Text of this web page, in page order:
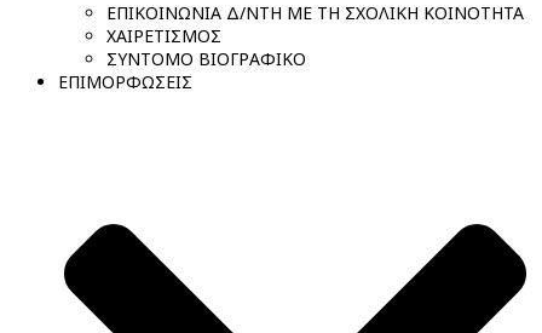
ΕΠΙΚΟΙΝΩΝΙΑ Δ/ΝΤΗ ΜΕ ΤΗ ΣΧΟΛΙΚΗ ΚΟΙΝΟΤΗΤΑ
ΧΑΙΡΕΤΙΣΜΟΣ
ΣΥΝΤΟΜΟ ΒΙΟΓΡΑΦΙΚΟ
ΕΠΙΜΟΡΦΩΣΕΙΣ